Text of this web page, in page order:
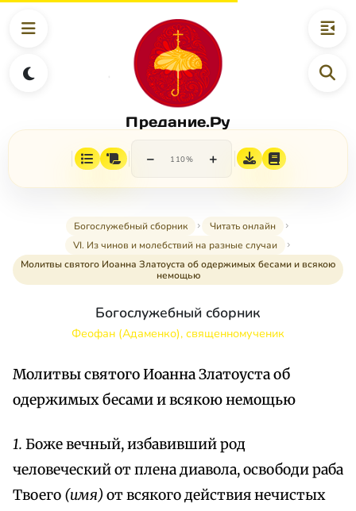
Предание.Ру
− 110% +
Богослужебный сборник
Читать онлайн
VI. Из чинов и молебствий на разные случаи
Молитвы святого Иоанна Златоуста об одержимых бесами и всякою
немощью
Богослужебный сборник
Феофан (Адаменко), священномученик
Молитвы святого Иоанна Златоуста об
одержимых бесами и всякою немощью
1. Боже вечный, избавивший род
человеческий от плена диавола, освободи раба
Твоего (имя) от всякого действия нечистых